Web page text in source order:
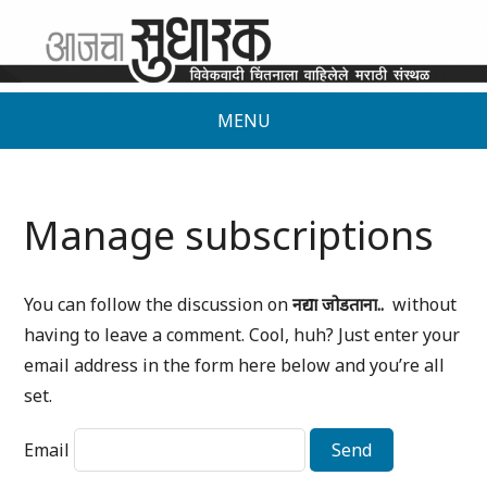
MENU
Manage subscriptions
You can follow the discussion onनद्या जोडताना.. without
having to leave a comment. Cool, huh? Just enter your
email address in the form here below and you’re all
set.
Email